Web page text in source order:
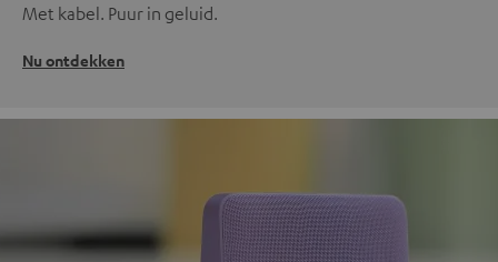
Met kabel. Puur in geluid.
Nu ontdekken